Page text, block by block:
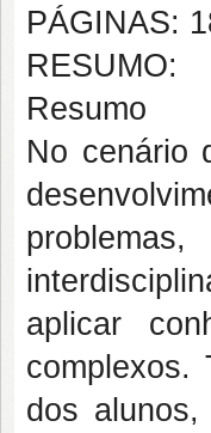
PÁGINAS:
RESUMO:
Resumo
No cenário
aplicar
complexos.
dos